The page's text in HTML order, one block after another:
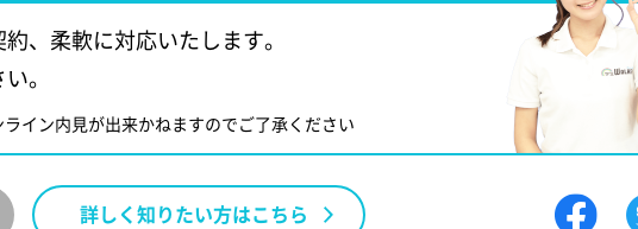
、柔軟に対応いたします。
。
イン内見が出来かねますのでご了承ください
詳しく知りたい方はこちら